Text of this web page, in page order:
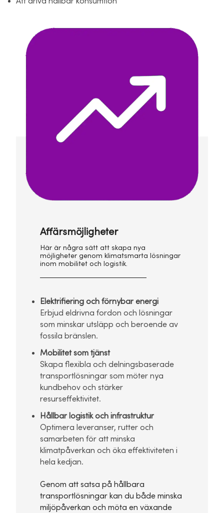
Affärsmöjligheter
Här är några sätt att skapa nya
möjligheter genom klimatsmarta lösningar
inom mobilitet och logistik.
Elektrifiering och förnybar energi
Erbjud eldrivna fordon och lösningar
som minskar utsläpp och beroende av
fossila bränslen.
Mobilitet som tjänst
Skapa flexibla och delningsbaserade
transportlösningar som möter nya
kundbehov och stärker
resurseffektivitet.
Hållbar logistik och infrastruktur
Optimera leveranser, rutter och
samarbeten för att minska
klimatpåverkan och öka effektiviteten i
hela kedjan.
Genom att satsa på hållbara
transportlösningar kan du både minska
miljöpåverkan och möta en växande